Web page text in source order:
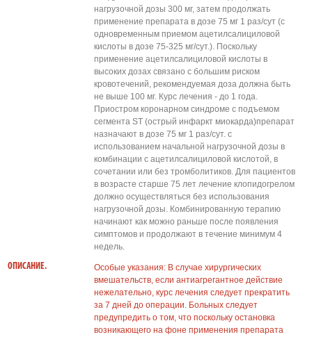
нагрузочной дозы 300 мг, затем продолжать
применение препарата в дозе 75 мг 1 раз/сут (с
одновременным приемом ацетилсалициловой
кислоты в дозе 75-325 мг/сут.). Поскольку
применение ацетилсалициловой кислоты в
высоких дозах связано с большим риском
кровотечений, рекомендуемая доза должна быть
не выше 100 мг. Курс лечения - до 1 года.
Приостром коронарном синдроме с подъемом
сегмента ST (острый инфаркт миокарда)препарат
назначают в дозе 75 мг 1 раз/сут. с
использованием начальной нагрузочной дозы в
комбинации с ацетилсалициловой кислотой, в
сочетании или без тромболитиков. Для пациентов
в возрасте старше 75 лет лечение клопидогрелом
должно осуществляться без использования
нагрузочной дозы. Комбинированную терапию
начинают как можно раньше после появления
симптомов и продолжают в течение минимум 4
недель.
ОПИСАНИЕ.
Особые указания: В случае хирургических
вмешательств, если антиагрегантное действие
нежелательно, курс лечения следует прекратить
за 7 дней до операции. Больных следует
предупредить о том, что поскольку остановка
возникающего на фоне применения препарата